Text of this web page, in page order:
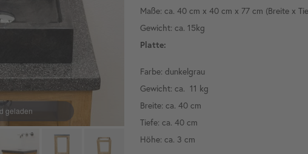
Maße: ca. 40 cm x 40 cm x 77 cm (Breite x
Gewicht: ca. 15kg
Platte:
Farbe: dunkelgrau
Gewicht: ca. 11 kg
Breite: ca. 40 cm
Tiefe: ca. 40 cm
Höhe: ca. 3 cm